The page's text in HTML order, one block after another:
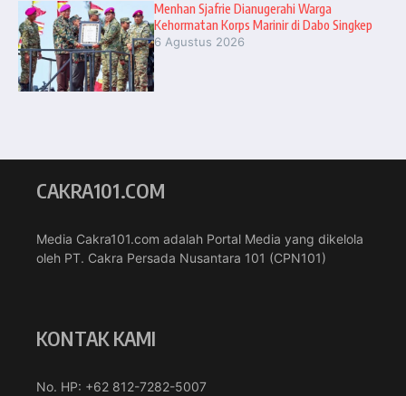
Menhan Sjafrie Dianugerahi Warga
Kehormatan Korps Marinir di Dabo Singkep
6 Agustus 2026
CAKRA101.COM
Media Cakra101.com adalah Portal Media yang dikelola
oleh PT. Cakra Persada Nusantara 101 (CPN101)
KONTAK KAMI
No. HP: +62 812-7282-5007